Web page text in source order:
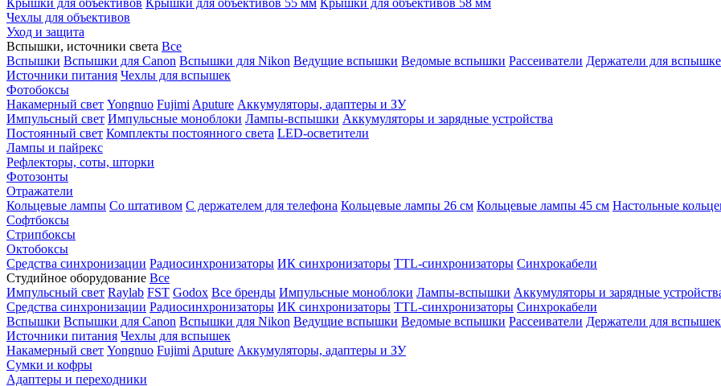
Крышки для объективов Крышки для объективов 55 мм Крышки для объективов 58 мм
Чехлы для объективов
Уход и защита
Вспышки, источники света Все
Вспышки Вспышки для Canon Вспышки для Nikon Ведущие вспышки Ведомые вспышки Рассеиватели Держатели для
Источники питания Чехлы для вспышек
Фотобоксы
Накамерный свет Yongnuo Fujimi Aputure Аккумуляторы, адаптеры и ЗУ
Импульсный свет Импульсные моноблоки Лампы-вспышки Аккумуляторы и зарядные устройства
Постоянный свет Комплекты постоянного света LED-осветители
Лампы и пайрекс
Рефлекторы, соты, шторки
Фотозонты
Отражатели
Кольцевые лампы Со штативом С держателем для телефона Кольцевые лампы 26 см Кольцевые лампы 45 см Настольные
Софтбоксы
Стрипбоксы
Октобоксы
Средства синхронизации Радиосинхронизаторы ИК синхронизаторы TTL-синхронизаторы Синхрокабели
Студийное оборудование Все
Импульсный свет Raylab FST Godox Все бренды Импульсные моноблоки Лампы-вспышки Аккумуляторы и зарядные
Средства синхронизации Радиосинхронизаторы ИК синхронизаторы TTL-синхронизаторы Синхрокабели
Вспышки Вспышки для Canon Вспышки для Nikon Ведущие вспышки Ведомые вспышки Рассеиватели Держатели для вспышек
Источники питания Чехлы для вспышек
Накамерный свет Yongnuo Fujimi Aputure Аккумуляторы, адаптеры и ЗУ
Сумки и кофры
Адаптеры и переходники